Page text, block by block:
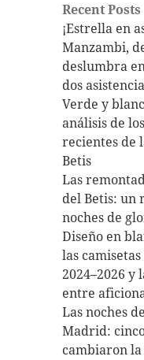
Recent Posts
¡Estrella en
Manzambi,
deslumbra
dos
Verde y
análisis de
recientes de
Betis
Las
del Betis: un
noches de
Diseño en
las
2024–2026 y
entre
Las noches
Madrid:
cambiaron